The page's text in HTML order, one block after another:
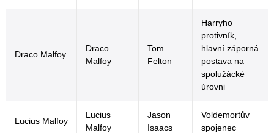
Draco Malfoy
Draco
Malfoy
Tom
Felton
Harryho
protivník,
hlavní záporná
postava na
spolužácké
úrovni
Lucius Malfoy
Lucius
Malfoy
Jason
Isaacs
Voldemortův
spojenec